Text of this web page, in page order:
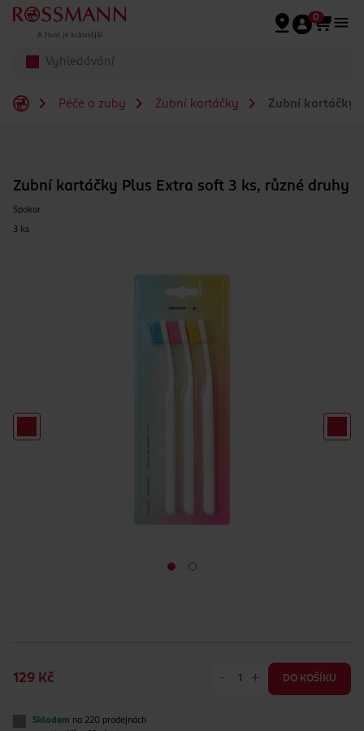
Přeskočit na hlavmní obsah
0
Péče o zuby Zubní kartáčky Zubní kartáčky
Zubní kartáčky Plus Extra soft 3 ks, různé druhy
Spokar
3 ks
129 Kč - + DO KOŠÍKU
Skladem na 220 prodejnách